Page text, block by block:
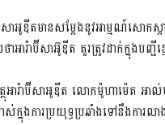
ាសាអូឌីត​មានសម្តែង​នូវ​អាម្មណ៍​សោ
ារ៉ាប៊ីសាអ៊ូឌី​ត គួរត្រូវដាក់​ក្នុង​ប
វត្ថុ​អារ៉ាប៊ីសាអូឌីត​ លោកម៉ូហាម៉េត អ
ស់​ក្នុងការ​ប្រយុទ្ធប្រឆាំង​ទៅនឹង​ការ